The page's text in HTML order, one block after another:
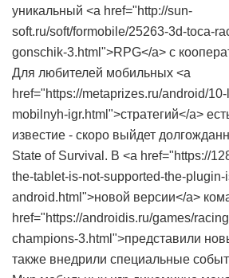
уникальный <a href="http://sun-
soft.ru/soft/formobile/25263-3d-toca-
gonschik-3.html">RPG</a> с
Для любителей мобильных <a
href="https://metaprizes.ru/android/
mobilnyh-igr.html">стратегий</a>
известие - скоро выйдет
State of Survival. В <a href="https://
the-tablet-is-not-supported-the-
android.html">новой версии</a>
href="https://androidis.ru/games/
champions-3.html">представили
также внедрили специальные